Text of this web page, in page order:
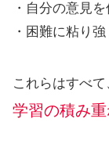
・自分の意見
・困難に粘り
これらはすべて
学習の積み